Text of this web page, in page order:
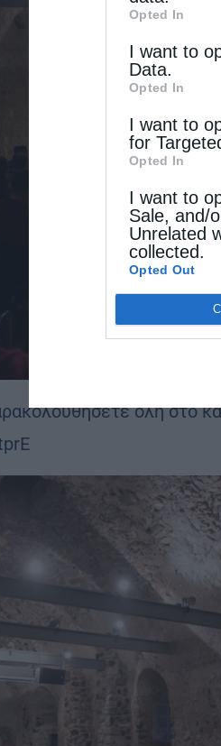
Opted In
I want to
Data.
Opted In
I want to
for
Opted In
I want to
Sale, and/
Unrelated
collected.
Opted Out
όλη στο